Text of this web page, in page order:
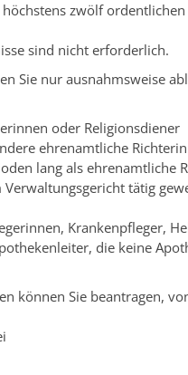
zwölf ordentlichen
sind nicht erforderlich.
Sie nur ausnahmsweise
oder Religionsdiener
ehrenamtliche
lang als ehrenamtliche
tätig
Krankenpfleger,
die keine
können Sie beantragen,